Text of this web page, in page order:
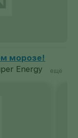
Знаете, как поднять машину одним пальцем?
ещё